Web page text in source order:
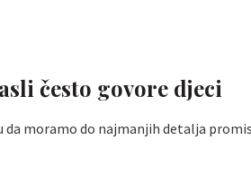
često govore djeci
da moramo do najmanjih detalja